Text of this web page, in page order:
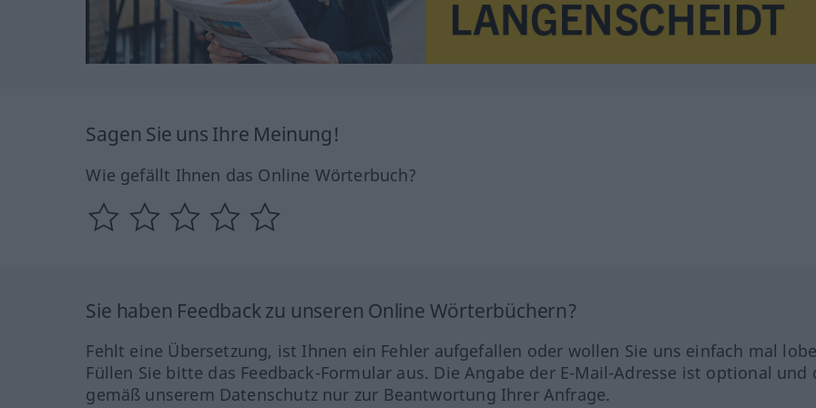
Sagen Sie uns Ihre Meinung!
Wie gefällt Ihnen das Online Wörterbuch?
Sie haben Feedback zu unseren Online Wörterbüchern?
Fehlt eine Übersetzung, ist Ihnen ein Fehler aufgefallen oder wollen Sie uns einfach mal
Füllen Sie bitte das Feedback-Formular aus. Die Angabe der E-Mail-Adresse ist optional und
gemäß unserem Datenschutz nur zur Beantwortung Ihrer Anfrage.